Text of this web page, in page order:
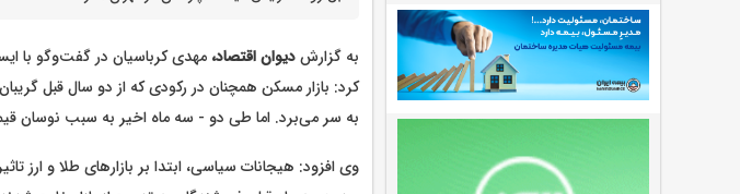
به گزارشدیوان اقتصاد، مهدی کرباسیان در گفت‌وگو با
کرد: بازار مسکن همچنان در رکودی که از دو سال قبل
به سر می‌برد. اما طی دو - سه ماه اخیر به سبب نوسان
وی افزود: هیجانات سیاسی، ابتدا بر بازارهای طلا و ارز